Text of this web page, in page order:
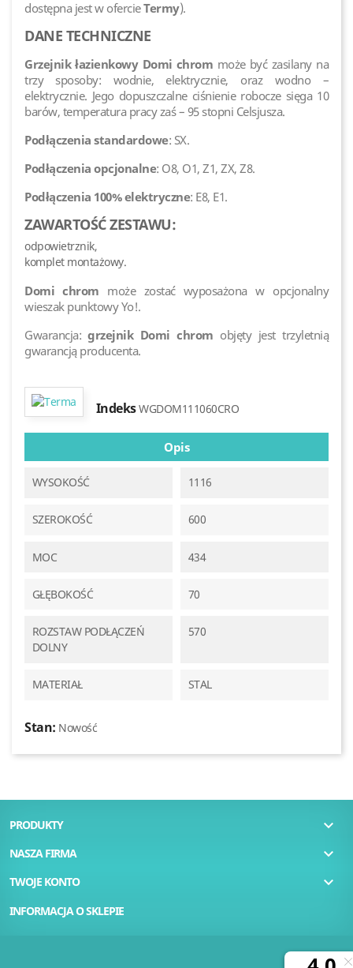
dostępna jest w ofercieTermy).
DANE TECHNICZNE
Grzejnik łazienkowy Domi chrom może być zasilany na
trzy sposoby: wodnie, elektrycznie, oraz wodno –
elektrycznie. Jego dopuszczalne ciśnienie robocze sięga 10
barów, temperatura pracy zaś – 95 stopni Celsjusza.
Podłączenia standardowe: SX.
Podłączenia opcjonalne: O8, O1, Z1, ZX, Z8.
Podłączenia 100% elektryczne: E8, E1.
ZAWARTOŚĆ ZESTAWU:
odpowietrznik,
komplet montażowy.
Domi chrom może zostać wyposażona w opcjonalny
wieszak punktowy Yo!.
Gwarancja: grzejnik Domi chrom objęty jest trzyletnią
gwarancją producenta.
IndeksWGDOM111060CRO
Opis
WYSOKOŚĆ 1116
SZEROKOŚĆ 600
MOC 434
GŁĘBOKOŚĆ 70
ROZSTAW PODŁĄCZEŃ
DOLNY
570
MATERIAŁ STAL
Stan: Nowość
PRODUKTY 
NASZA FIRMA 
TWOJE KONTO 
INFORMACJA O SKLEPIE